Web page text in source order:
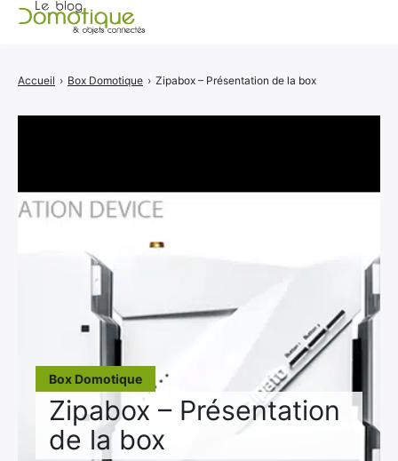
Box Domotique
Zipabox – Présentation
de la box
Accueil › Box Domotique › Zipabox – Présentation de la box